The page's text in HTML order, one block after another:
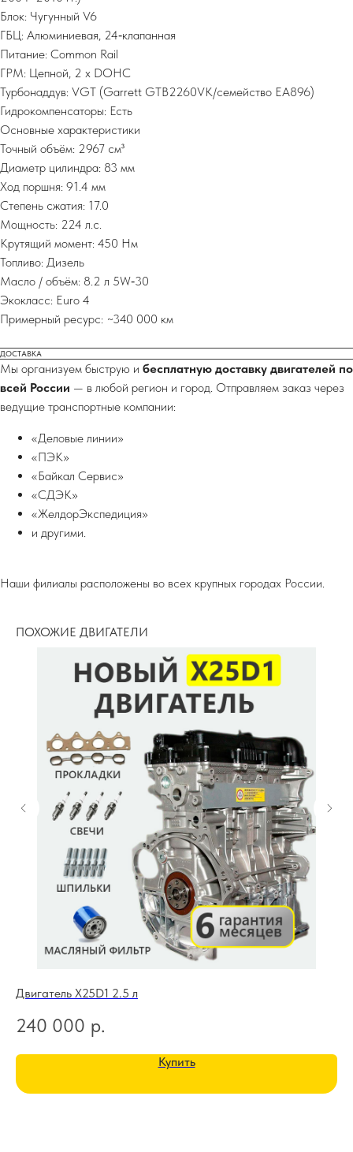
Блок: Чугунный V6
ГБЦ: Алюминиевая, 24‑клапанная
Питание: Common Rail
ГРМ: Цепной, 2 x DOHC
Турбонаддув: VGT (Garrett GTB2260VK/семейство EA896)
Гидрокомпенсаторы: Есть
Основные характеристики
Точный объём: 2967 см³
Диаметр цилиндра: 83 мм
Ход поршня: 91.4 мм
Степень сжатия: 17.0
Мощность: 224 л.с.
Крутящий момент: 450 Нм
Топливо: Дизель
Масло / объём: 8.2 л 5W‑30
Экокласс: Euro 4
Примерный ресурс: ~340 000 км
ДОСТАВКА
Мы организуем быструю и бесплатную доставку двигателей по
всей России — в любой регион и город. Отправляем заказ через
ведущие транспортные компании:
«Деловые линии»
«ПЭК»
«Байкал Сервис»
«СДЭК»
«ЖелдорЭкспедиция»
и другими.
Наши филиалы расположены во всех крупных городах России.
ПОХОЖИЕ ДВИГАТЕЛИ
Двигатель X25D1 2.5 л
240 000 р.
Купить